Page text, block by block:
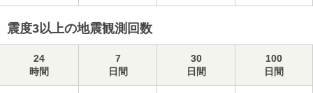
震度3以上の地震観測回数
24
時間
7
日間
30
日間
100
日間